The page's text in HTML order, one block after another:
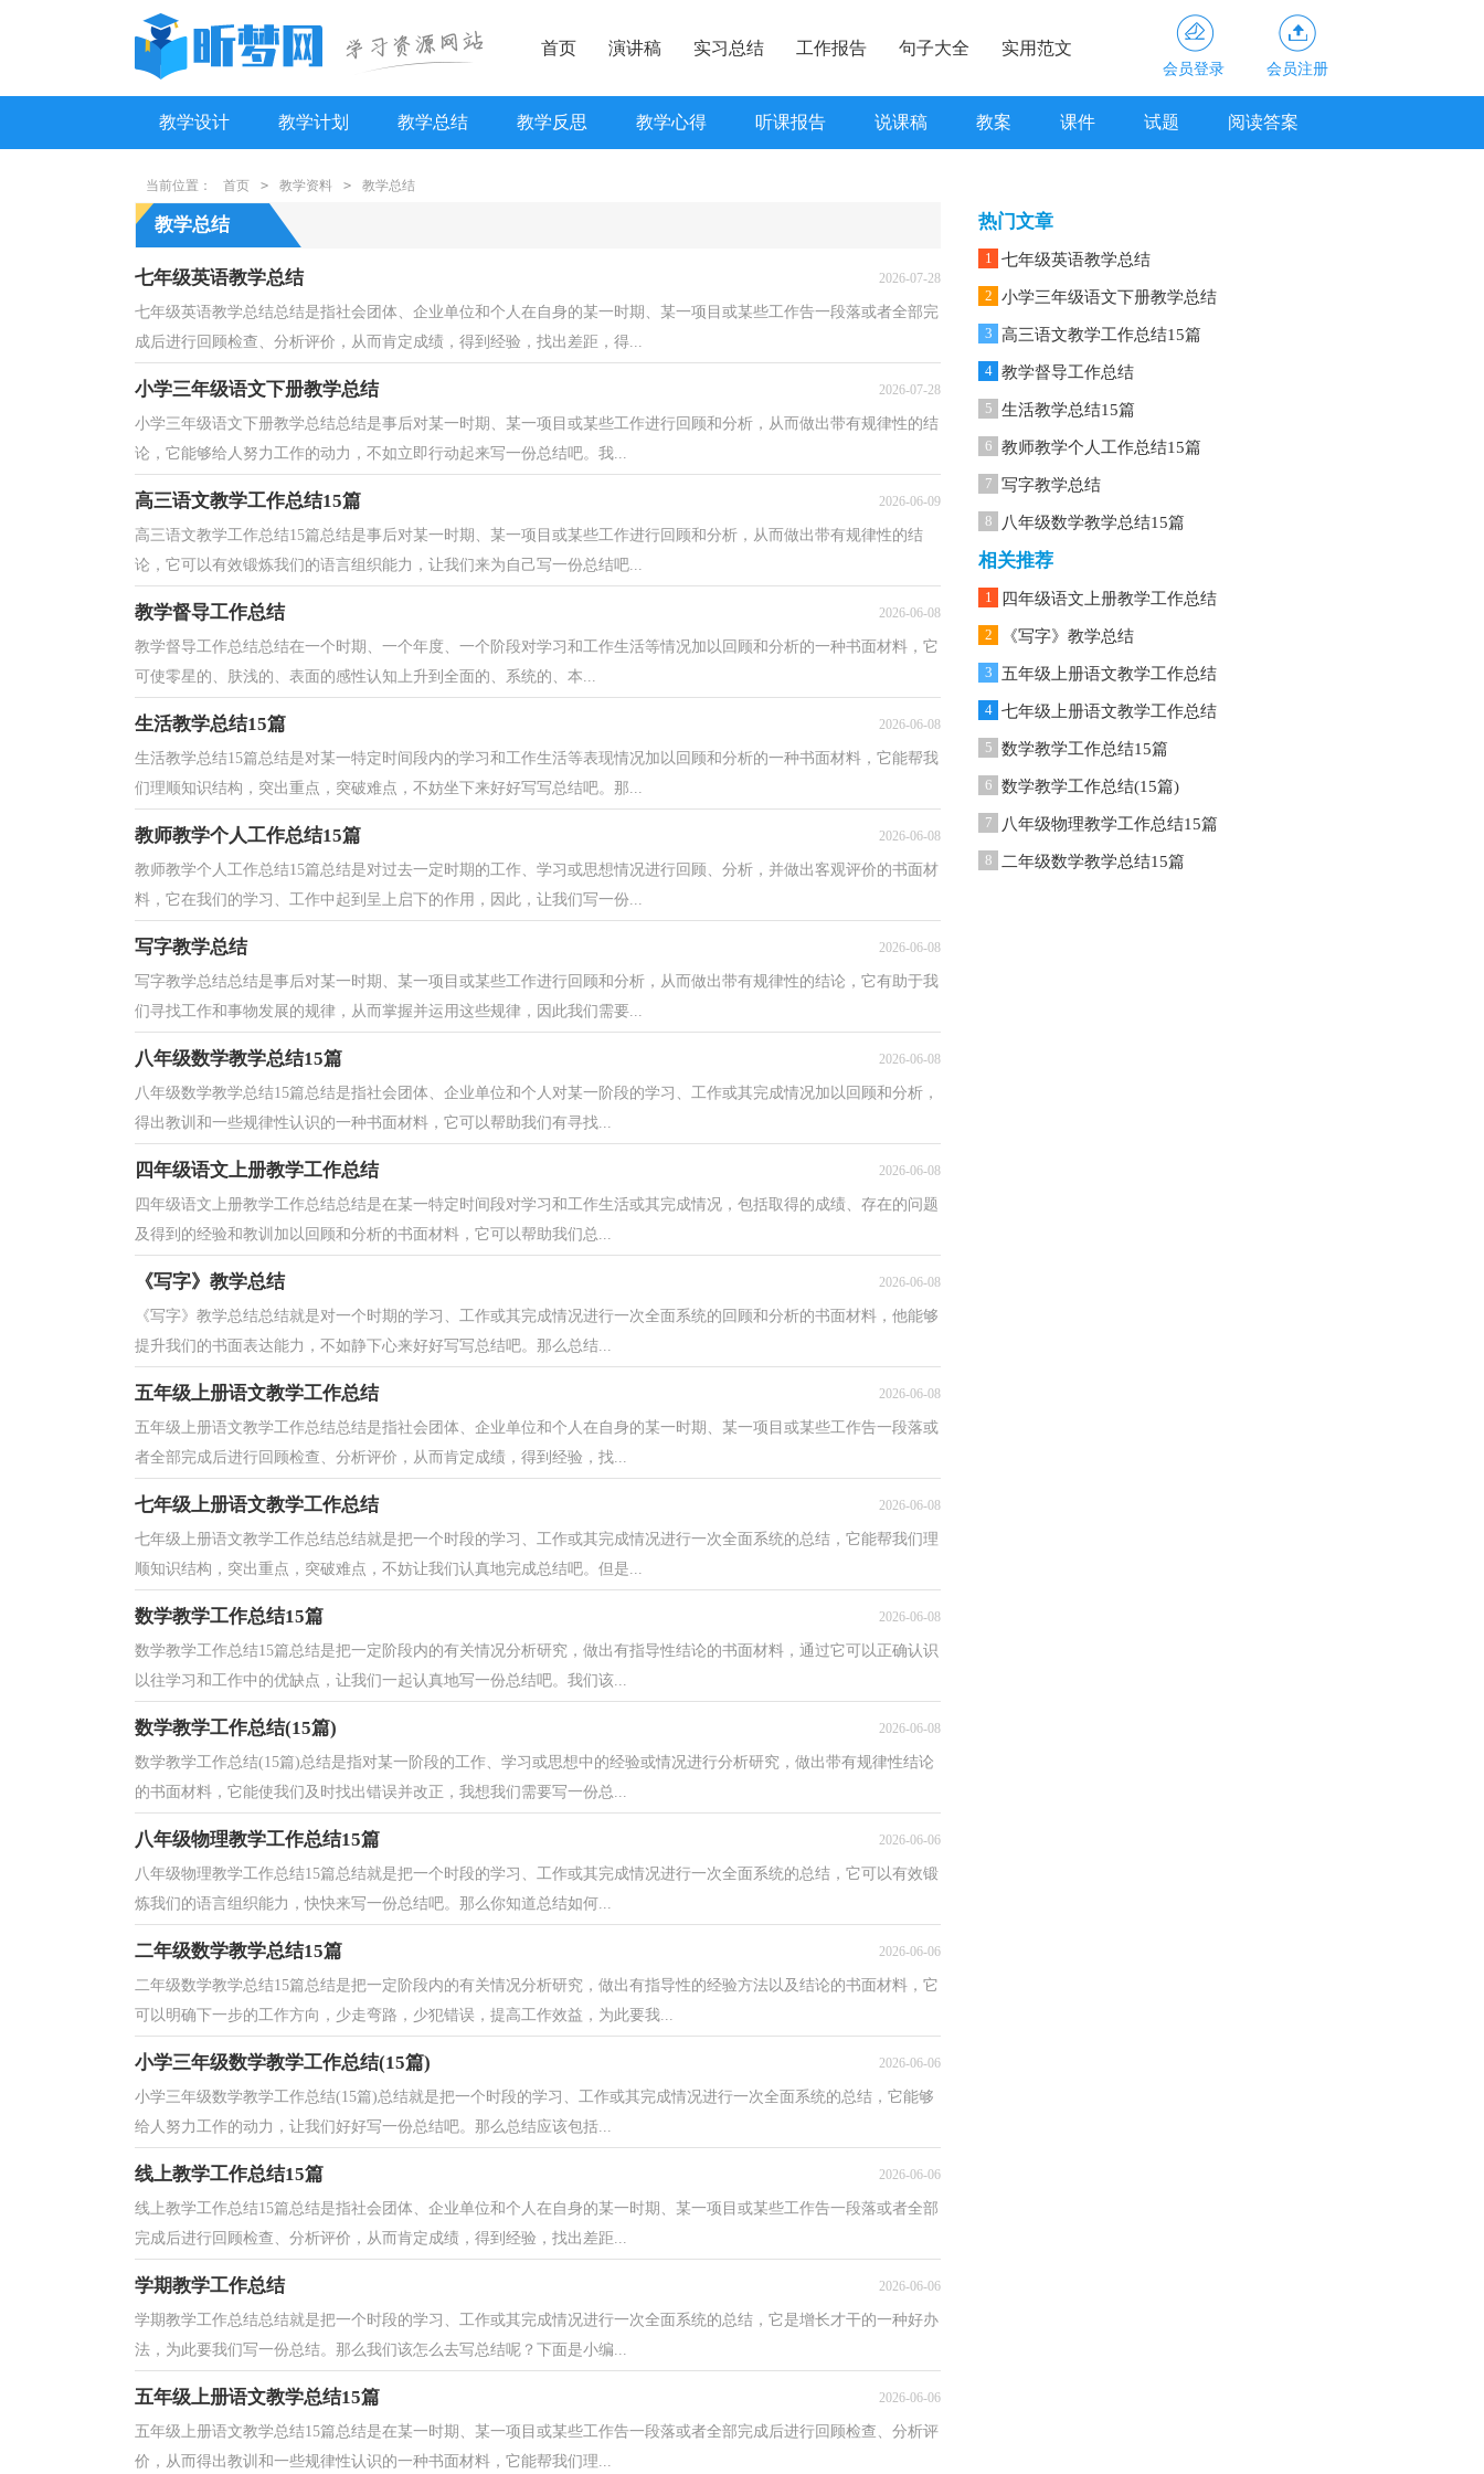
首页 演讲稿 实习总结 工作报告 句子大全 实用范文
会员登录 会员注册
教学设计 教学计划 教学总结 教学反思 教学心得 听课报告 说课稿 教案 课件 试题 阅读答案
当前位置： 首页 > 教学资料 > 教学总结
教学总结
七年级英语教学总结 2026-07-28
七年级英语教学总结总结是指社会团体、企业单位和个人在自身的某一时期、某一项目或某些工作告一段落或者全部完
成后进行回顾检查、分析评价，从而肯定成绩，得到经验，找出差距，得...
小学三年级语文下册教学总结 2026-07-28
小学三年级语文下册教学总结总结是事后对某一时期、某一项目或某些工作进行回顾和分析，从而做出带有规律性的结
论，它能够给人努力工作的动力，不如立即行动起来写一份总结吧。我...
高三语文教学工作总结15篇 2026-06-09
高三语文教学工作总结15篇总结是事后对某一时期、某一项目或某些工作进行回顾和分析，从而做出带有规律性的结
论，它可以有效锻炼我们的语言组织能力，让我们来为自己写一份总结吧...
教学督导工作总结 2026-06-08
教学督导工作总结总结在一个时期、一个年度、一个阶段对学习和工作生活等情况加以回顾和分析的一种书面材料，它
可使零星的、肤浅的、表面的感性认知上升到全面的、系统的、本...
生活教学总结15篇 2026-06-08
生活教学总结15篇总结是对某一特定时间段内的学习和工作生活等表现情况加以回顾和分析的一种书面材料，它能帮我
们理顺知识结构，突出重点，突破难点，不妨坐下来好好写写总结吧。那...
教师教学个人工作总结15篇 2026-06-08
教师教学个人工作总结15篇总结是对过去一定时期的工作、学习或思想情况进行回顾、分析，并做出客观评价的书面材
料，它在我们的学习、工作中起到呈上启下的作用，因此，让我们写一份...
写字教学总结 2026-06-08
写字教学总结总结是事后对某一时期、某一项目或某些工作进行回顾和分析，从而做出带有规律性的结论，它有助于我
们寻找工作和事物发展的规律，从而掌握并运用这些规律，因此我们需要...
八年级数学教学总结15篇 2026-06-08
八年级数学教学总结15篇总结是指社会团体、企业单位和个人对某一阶段的学习、工作或其完成情况加以回顾和分析，
得出教训和一些规律性认识的一种书面材料，它可以帮助我们有寻找...
四年级语文上册教学工作总结 2026-06-08
四年级语文上册教学工作总结总结是在某一特定时间段对学习和工作生活或其完成情况，包括取得的成绩、存在的问题
及得到的经验和教训加以回顾和分析的书面材料，它可以帮助我们总...
《写字》教学总结 2026-06-08
《写字》教学总结总结就是对一个时期的学习、工作或其完成情况进行一次全面系统的回顾和分析的书面材料，他能够
提升我们的书面表达能力，不如静下心来好好写写总结吧。那么总结...
五年级上册语文教学工作总结 2026-06-08
五年级上册语文教学工作总结总结是指社会团体、企业单位和个人在自身的某一时期、某一项目或某些工作告一段落或
者全部完成后进行回顾检查、分析评价，从而肯定成绩，得到经验，找...
七年级上册语文教学工作总结 2026-06-08
七年级上册语文教学工作总结总结就是把一个时段的学习、工作或其完成情况进行一次全面系统的总结，它能帮我们理
顺知识结构，突出重点，突破难点，不妨让我们认真地完成总结吧。但是...
数学教学工作总结15篇 2026-06-08
数学教学工作总结15篇总结是把一定阶段内的有关情况分析研究，做出有指导性结论的书面材料，通过它可以正确认识
以往学习和工作中的优缺点，让我们一起认真地写一份总结吧。我们该...
数学教学工作总结(15篇) 2026-06-08
数学教学工作总结(15篇)总结是指对某一阶段的工作、学习或思想中的经验或情况进行分析研究，做出带有规律性结论
的书面材料，它能使我们及时找出错误并改正，我想我们需要写一份总...
八年级物理教学工作总结15篇 2026-06-06
八年级物理教学工作总结15篇总结就是把一个时段的学习、工作或其完成情况进行一次全面系统的总结，它可以有效锻
炼我们的语言组织能力，快快来写一份总结吧。那么你知道总结如何...
二年级数学教学总结15篇 2026-06-06
二年级数学教学总结15篇总结是把一定阶段内的有关情况分析研究，做出有指导性的经验方法以及结论的书面材料，它
可以明确下一步的工作方向，少走弯路，少犯错误，提高工作效益，为此要我...
小学三年级数学教学工作总结(15篇) 2026-06-06
小学三年级数学教学工作总结(15篇)总结就是把一个时段的学习、工作或其完成情况进行一次全面系统的总结，它能够
给人努力工作的动力，让我们好好写一份总结吧。那么总结应该包括...
线上教学工作总结15篇 2026-06-06
线上教学工作总结15篇总结是指社会团体、企业单位和个人在自身的某一时期、某一项目或某些工作告一段落或者全部
完成后进行回顾检查、分析评价，从而肯定成绩，得到经验，找出差距...
学期教学工作总结 2026-06-06
学期教学工作总结总结就是把一个时段的学习、工作或其完成情况进行一次全面系统的总结，它是增长才干的一种好办
法，为此要我们写一份总结。那么我们该怎么去写总结呢？下面是小编...
五年级上册语文教学总结15篇 2026-06-06
五年级上册语文教学总结15篇总结是在某一时期、某一项目或某些工作告一段落或者全部完成后进行回顾检查、分析评
价，从而得出教训和一些规律性认识的一种书面材料，它能帮我们理...
热门文章
1 七年级英语教学总结
2 小学三年级语文下册教学总结
3 高三语文教学工作总结15篇
4 教学督导工作总结
5 生活教学总结15篇
6 教师教学个人工作总结15篇
7 写字教学总结
8 八年级数学教学总结15篇
相关推荐
1 四年级语文上册教学工作总结
2 《写字》教学总结
3 五年级上册语文教学工作总结
4 七年级上册语文教学工作总结
5 数学教学工作总结15篇
6 数学教学工作总结(15篇)
7 八年级物理教学工作总结15篇
8 二年级数学教学总结15篇